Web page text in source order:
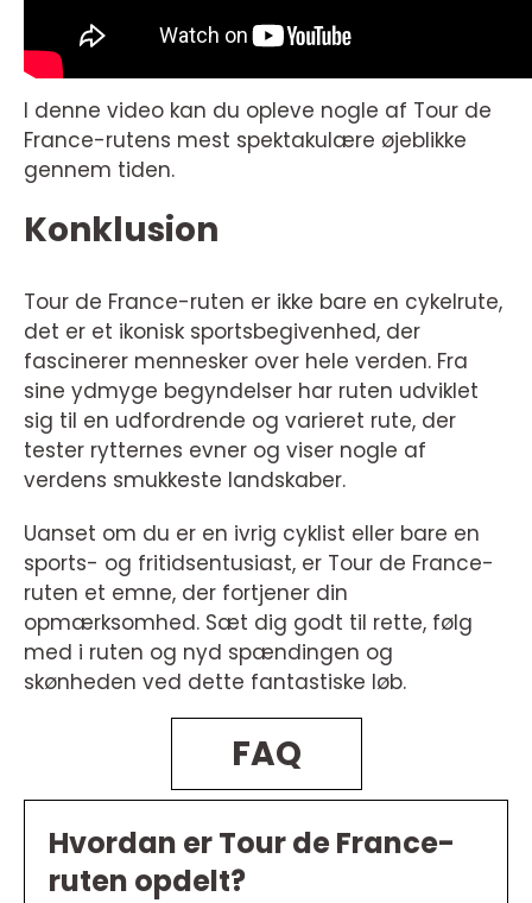
I denne video kan du opleve nogle af Tour de
France-rutens mest spektakulære øjeblikke
gennem tiden.
Konklusion
Tour de France-ruten er ikke bare en cykelrute,
det er et ikonisk sportsbegivenhed, der
fascinerer mennesker over hele verden. Fra
sine ydmyge begyndelser har ruten udviklet
sig til en udfordrende og varieret rute, der
tester rytternes evner og viser nogle af
verdens smukkeste landskaber.
Uanset om du er en ivrig cyklist eller bare en
sports- og fritidsentusiast, er Tour de France-
ruten et emne, der fortjener din
opmærksomhed. Sæt dig godt til rette, følg
med i ruten og nyd spændingen og
skønheden ved dette fantastiske løb.
FAQ
Hvordan er Tour de France-
ruten opdelt?